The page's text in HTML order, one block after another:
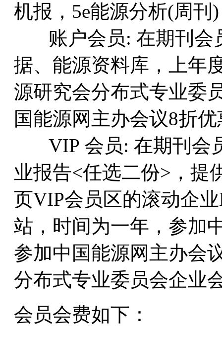
机报，5e能源分析(周
账户会员: 在期刊会
据、能源资料库，上年
源研究会分布式专业委
国能源网主办会议8折优
VIP 会员: 在期刊会
业报告<任选二份>，提
页VIP会员区的滚动企
站，时间为一年，参加
参加中国能源网主办会
分布式专业委员会企业
会员会费如下：